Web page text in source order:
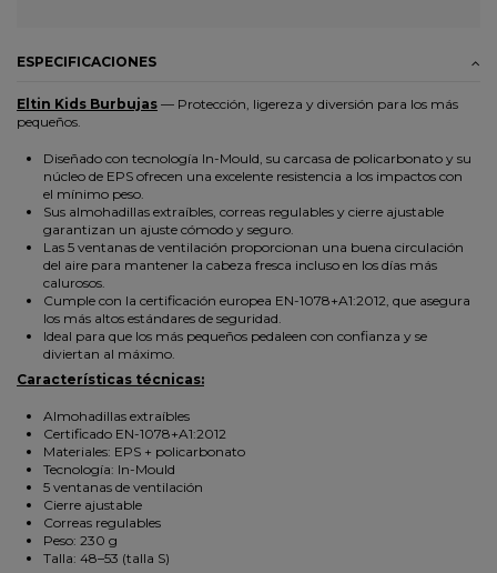
ESPECIFICACIONES
Eltin Kids Burbujas — Protección, ligereza y diversión para los más
pequeños.
Diseñado con tecnología In-Mould, su carcasa de policarbonato y su
núcleo de EPS ofrecen una excelente resistencia a los impactos con
el mínimo peso.
Sus almohadillas extraíbles, correas regulables y cierre ajustable
garantizan un ajuste cómodo y seguro.
Las 5 ventanas de ventilación proporcionan una buena circulación
del aire para mantener la cabeza fresca incluso en los días más
calurosos.
Cumple con la certificación europea EN-1078+A1:2012, que asegura
los más altos estándares de seguridad.
Ideal para que los más pequeños pedaleen con confianza y se
diviertan al máximo.
Características técnicas:
Almohadillas extraíbles
Certificado EN-1078+A1:2012
Materiales: EPS + policarbonato
Tecnología: In-Mould
5 ventanas de ventilación
Cierre ajustable
Correas regulables
Peso: 230 g
Talla: 48–53 (talla S)